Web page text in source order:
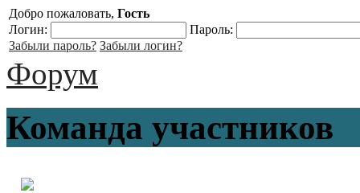
Добро пожаловать, Гость
Логин:
Пароль:
Забыли пароль? Забыли логин?
Форум
Команда участников